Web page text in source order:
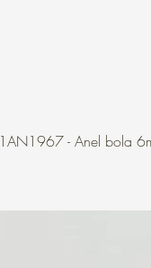
1AN1967 - Anel bola